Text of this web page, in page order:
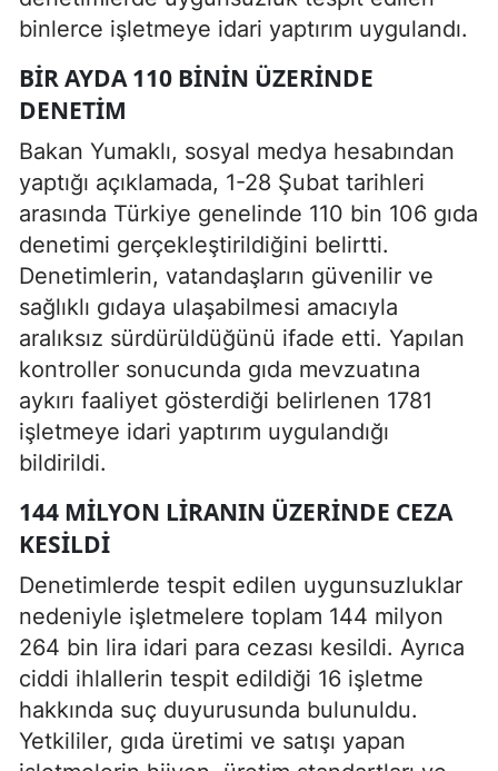
binlerce işletmeye idari yaptırım uygulandı.
BIR AYDA 110 BININ ÜZERINDE
DENETIM
Bakan Yumaklı, sosyal medya hesabından
yaptığı açıklamada, 1-28 Şubat tarihleri
arasında Türkiye genelinde 110 bin 106 gıda
denetimi gerçekleştirildiğini belirtti.
Denetimlerin, vatandaşların güvenilir ve
sağlıklı gıdaya ulaşabilmesi amacıyla
aralıksız sürdürüldüğünü ifade etti. Yapılan
kontroller sonucunda gıda mevzuatına
aykırı faaliyet gösterdiği belirlenen 1781
işletmeye idari yaptırım uygulandığı
bildirildi.
144 MILYON LIRANIN ÜZERINDE CEZA
KESILDI
Denetimlerde tespit edilen uygunsuzluklar
nedeniyle işletmelere toplam 144 milyon
264 bin lira idari para cezası kesildi. Ayrıca
ciddi ihlallerin tespit edildiği 16 işletme
hakkında suç duyurusunda bulunuldu.
Yetkililer, gıda üretimi ve satışı yapan